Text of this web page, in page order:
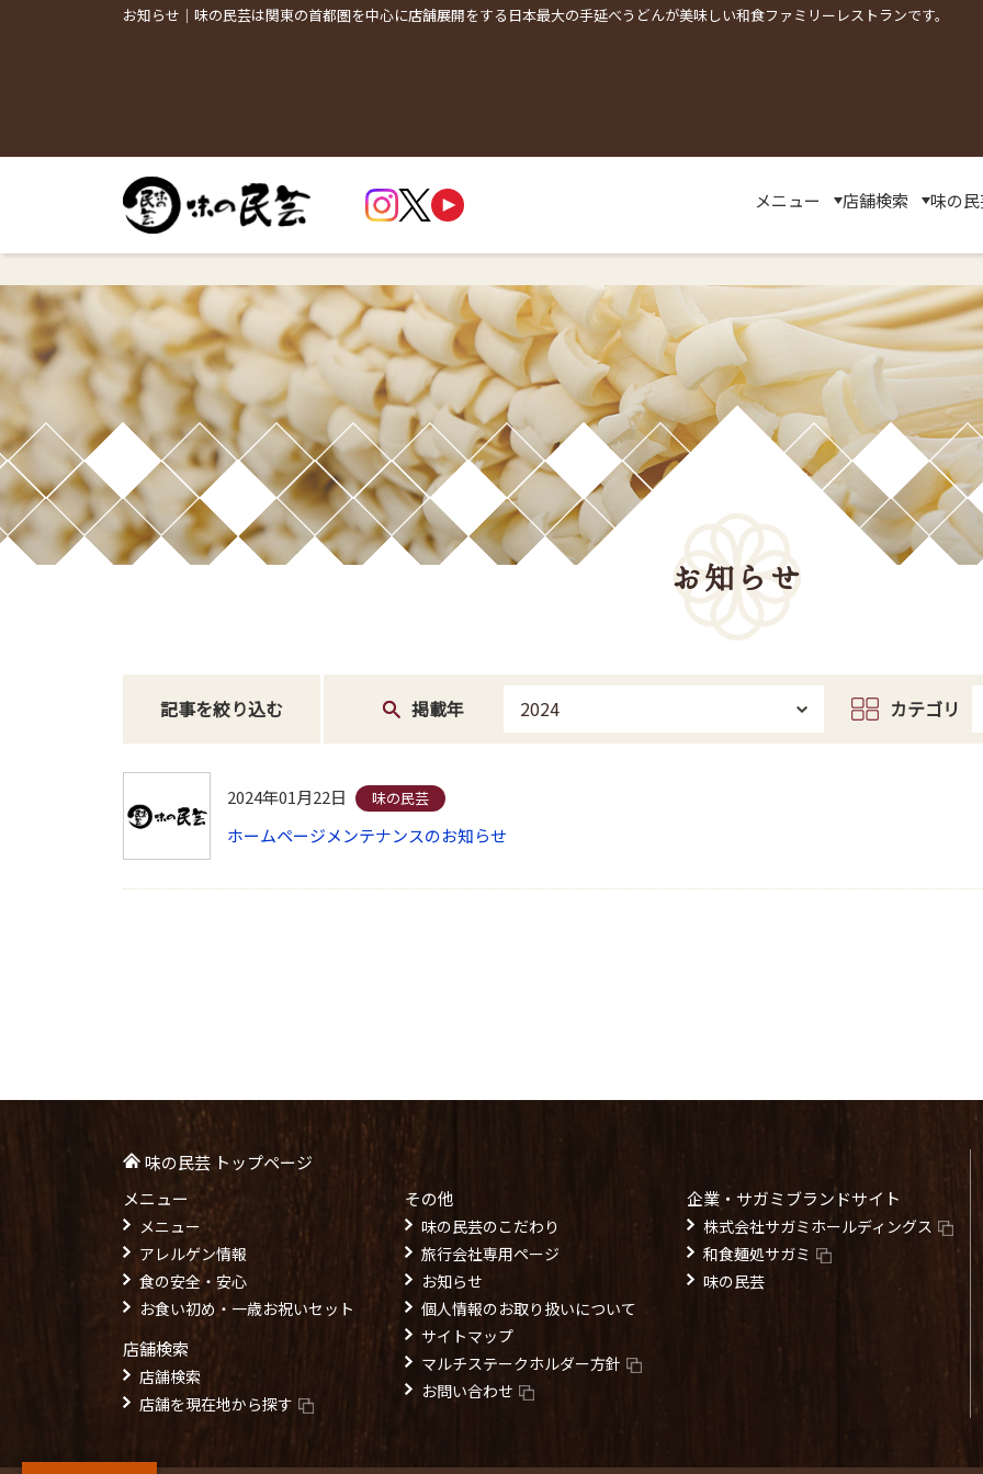
お知らせ｜味の民芸は関東の首都圏を中心に店舗展開をする日本最大の手延べうどんが美味しい和食ファミリーレストランです。
メニュー 店舗検索 味の
お知らせ
記事を絞り込む 掲載年 2024 カテゴリ
2024年01月22日 味の民芸
ホームページメンテナンスのお知らせ
味の民芸 トップページ
メニュー
メニュー
アレルゲン情報
食の安全・安心
お食い初め・一歳お祝いセット
店舗検索
店舗検索
店舗を現在地から探す
その他
味の民芸のこだわり
旅行会社専用ページ
お知らせ
個人情報のお取り扱いについて
サイトマップ
マルチステークホルダー方針
お問い合わせ
企業・サガミブランドサイト
株式会社サガミホールディングス
和食麺処サガミ
味の民芸